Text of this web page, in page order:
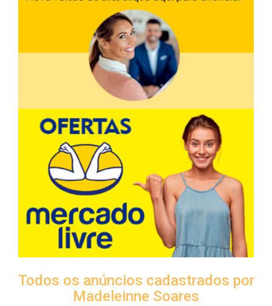
Todos os anúncios cadastrados por
Madeleinne Soares